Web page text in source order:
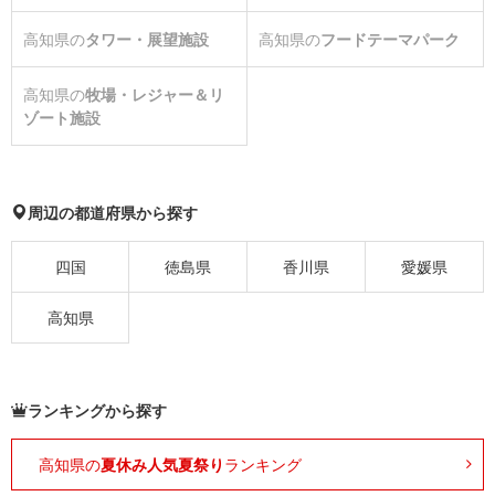
高知県のタワー・展望施設 高知県のフードテーマパーク
高知県の牧場・レジャー＆リ
ゾート施設
周辺の都道府県から探す
四国 徳島県 香川県 愛媛県
高知県
ランキングから探す
高知県の夏休み人気夏祭り ランキング